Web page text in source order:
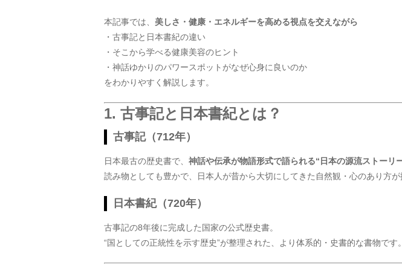
本記事では、 美しさ・健康・エネルギーを高める視点を交えながら
・古事記と日本書紀の違い
・そこから学べる健康美容のヒント
・神話ゆかりのパワースポットがなぜ心身に良いのか
をわかりやすく解説します。
1. 古事記と日本書紀とは？
古事記（712年）
日本最古の歴史書で、 神話や伝承が物語形式で語られる“日本の源流ストーリ
読み物としても豊かで、日本人が昔から大切にしてきた自然観・心のあり方が
日本書紀（720年）
古事記の8年後に完成した国家の公式歴史書。
“国としての正統性を示す歴史”が整理された、より体系的・史書的な書物です。